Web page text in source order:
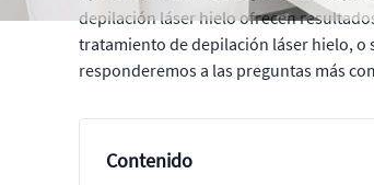
depilación láser hielo ofrecen
tratamiento de depilación láser hielo, o
responderemos a las preguntas más
Contenido